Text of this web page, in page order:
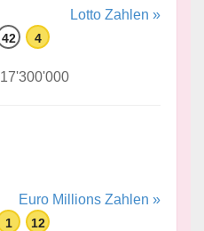
Lotto Zahlen »
42 4
Euro Millions Zahlen »
1 12